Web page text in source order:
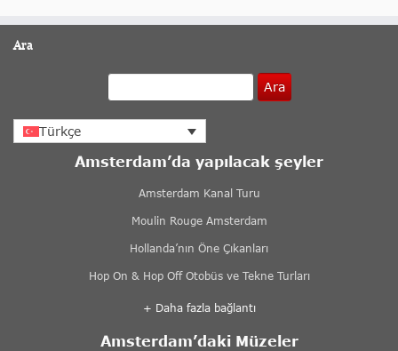
Ara
Ara
Türkçe
Amsterdam’da yapılacak şeyler
Amsterdam Kanal Turu
Moulin Rouge Amsterdam
Hollanda’nın Öne Çıkanları
Hop On & Hop Off Otobüs ve Tekne Turları
+ Daha fazla bağlantı
Amsterdam’daki Müzeler